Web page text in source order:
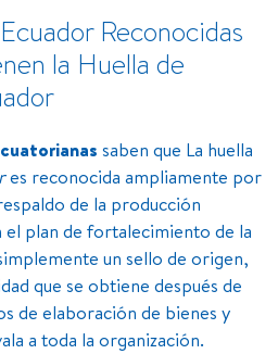
Reconocidas
la Huella de
saben que La huella
es reconocida ampliamente por
de la producción
el plan de fortalecimiento de la
un sello de origen,
que se obtiene después de
de elaboración de bienes y
a toda la organización.